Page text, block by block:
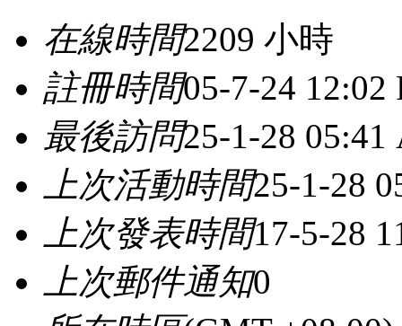
在線時間2209 小時
註冊時間05-7-24 12:02
最後訪問25-1-28 05:41
上次活動時間25-1-28
上次發表時間17-5-28
上次郵件通知0